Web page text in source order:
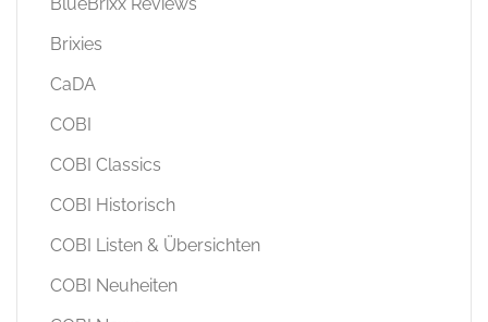
COBI News
COBI Q&As
COBI Reviews
Diverse Hersteller
Familie und Kinder
Klemmbausteingeschichten
LEGO Magazine
LEGO News